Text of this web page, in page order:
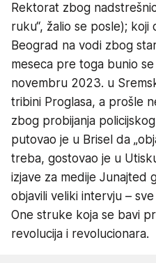
Rektorat zbog
ruku“, žalio se posle); koji
Beograd na vodi zbog
meseca pre toga bunio
novembru 2023. u
tribini Proglasa, a prošle
zbog probijanja
putovao je u Brisel da
treba, gostovao je u
izjave za medije Junajted
objavili veliki intervju –
One struke koja se bavi
revolucija i revolucionara.